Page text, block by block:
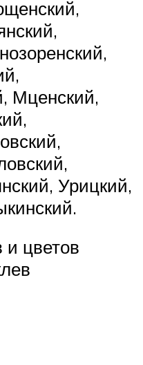
Мценский,
Урицкий,
и цветов